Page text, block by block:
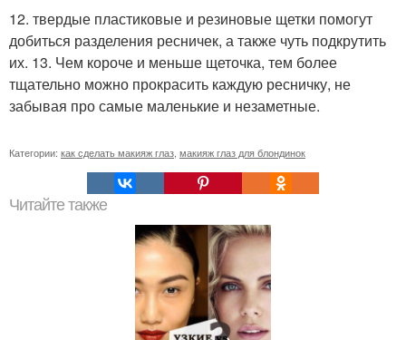
12. твердые пластиковые и резиновые щетки помогут
добиться разделения ресничек, а также чуть подкрутить
их. 13. Чем короче и меньше щеточка, тем более
тщательно можно прокрасить каждую ресничку, не
забывая про самые маленькие и незаметные.
Категории: как сделать макияж глаз, макияж глаз для блондинок
Читайте также